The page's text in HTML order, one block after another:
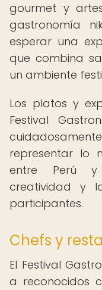
gourmet y
gastronomía
esperar una
que combina
un ambiente
Los platos y
Festival
representar lo
entre Perú y
creatividad y
participantes.
Chefs y
El Festival
a reconocidos